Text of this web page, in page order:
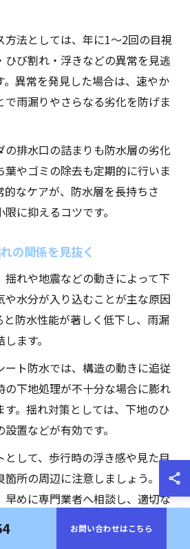
方法としては、年に1～2回の目視
ひび割れ・浮きなどの異常を見逃
。異常を発見した場合は、速やか
で雨漏りやさらなる劣化を防げま
の排水口の詰まりも防水層の劣化
葉やゴミの除去も定期的に行いま
的なケアが、防水層を長持ちさ
に抑えるコツです。
の関係を見抜く
揺れや地震などの動きによって下
水分が入り込むことが主な原因
防水性能が著しく低下し、雨漏
ます。
ート防水では、構造の動きに追従
の下地処理が不十分な場合に膨れ
。揺れ対策としては、下地のひ
置などが有効です。
として、歩行時の浮き感や見た目
箇所の周辺に注意しましょう。異
早めに専門業者へ相談し、適切な
お問い合わせはこちら